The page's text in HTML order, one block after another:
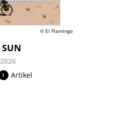
© El Flamingo
Artikel